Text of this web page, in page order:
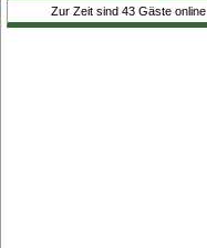
Zur Zeit sind 43 Gäste online.